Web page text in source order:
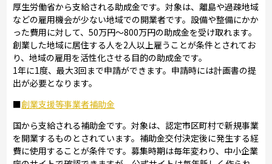
厚生労働省から支給される助成金です。対象は、離島や過疎地域
などの雇用機会が少ない地域での開業者です。設備や整備にかか
った費用に対して、50万円～800万円の助成金を受け取れます。
創業した地域に居住する人を2人以上雇うことが条件とされてお
り、地域の雇用を活性化させる目的の助成金です。
1年に1度、最大3回まで申請ができます。申請時には計画書の提
出が必要となります。
■創業支援等事業者補助金
国から支給される補助金です。対象は、認定市区町村で新規事業
を開業するものとされています。補助金交付決定後に発生する経
費に使用することが条件です。募集時期は毎年変わり、中小企業